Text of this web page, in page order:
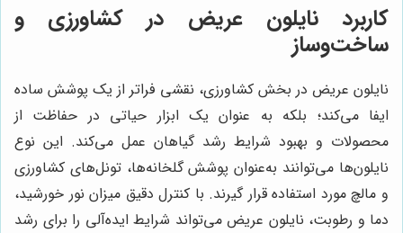
کاربرد نایلون عریض در کشاورزی و
ساخت‌وساز
نایلون عریض در بخش کشاورزی، نقشی فراتر از یک پوشش ساده
ایفا می‌کند؛ بلکه به عنوان یک ابزار حیاتی در حفاظت از
محصولات و بهبود شرایط رشد گیاهان عمل می‌کند. این نوع
نایلون‌ها می‌توانند به‌عنوان پوشش گلخانه‌ها، تونل‌های کشاورزی
و مالچ مورد استفاده قرار گیرند. با کنترل دقیق میزان نور خورشید،
دما و رطوبت، نایلون عریض می‌تواند شرایط ایده‌آلی را برای رشد